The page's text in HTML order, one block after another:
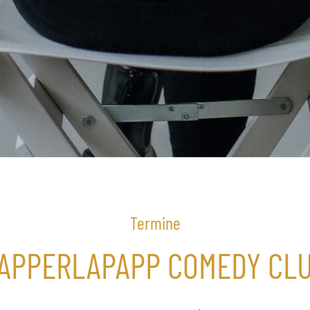
Termine
COMEDY